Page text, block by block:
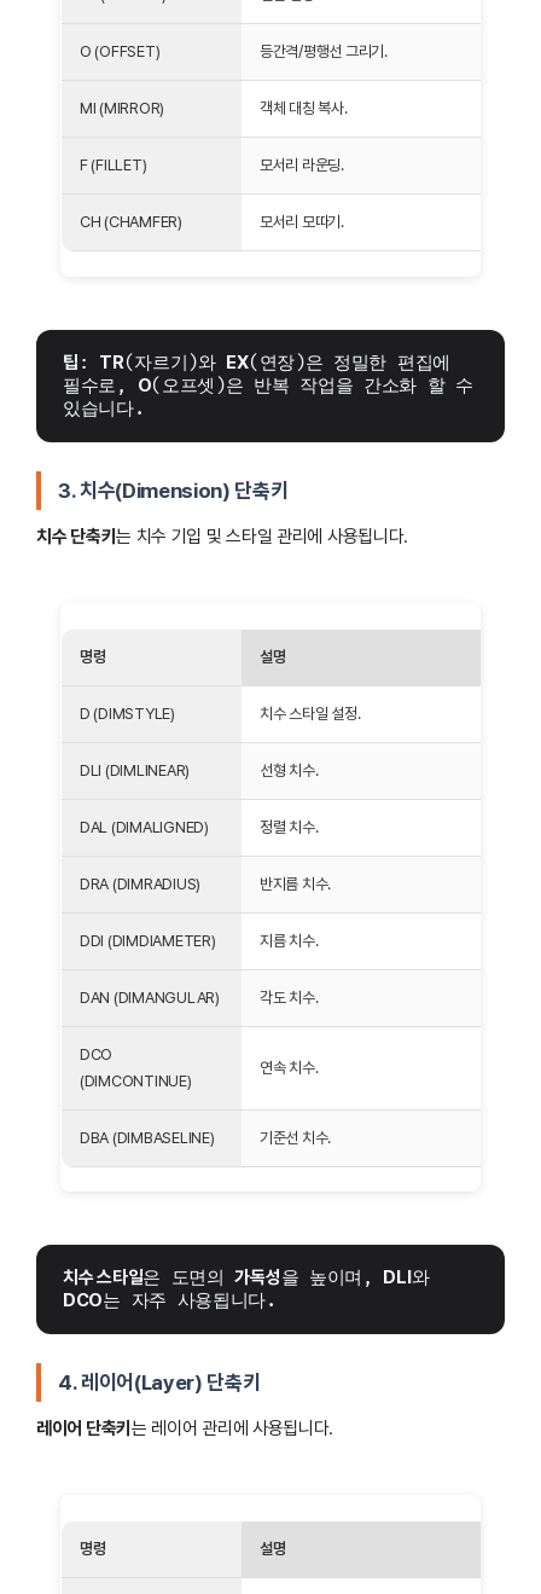
O (OFFSET) 등간격/평행선 그리기.
MI (MIRROR) 객체 대칭 복사.
F (FILLET) 모서리 라운딩.
CH (CHAMFER) 모서리 모따기.
팁 : TR(자르기)와 EX(연장)은 정밀한 편집에
필수로,
O(오프셋)은 반복 작업을 간소화 할 수
있습니다.
3. 치수(Dimension) 단축키
치수 단축키는 치수 기입 및 스타일 관리에 사용됩니다.
명령 설명
D (DIMSTYLE) 치수 스타일 설정.
DLI (DIMLINEAR) 선형 치수.
DAL (DIMALIGNED) 정렬 치수.
DRA (DIMRADIUS) 반지름 치수.
DDI (DIMDIAMETER) 지름 치수.
DAN (DIMANGULAR) 각도 치수.
DCO
(DIMCONTINUE)
연속 치수.
DBA (DIMBASELINE) 기준선 치수.
치수 스타일은 도면의 가독성을 높이며, DLI 와
DCO는 자주 사용됩니다.
4. 레이어(Layer) 단축키
레이어 단축키 는 레이어 관리에 사용됩니다.
명령 설명